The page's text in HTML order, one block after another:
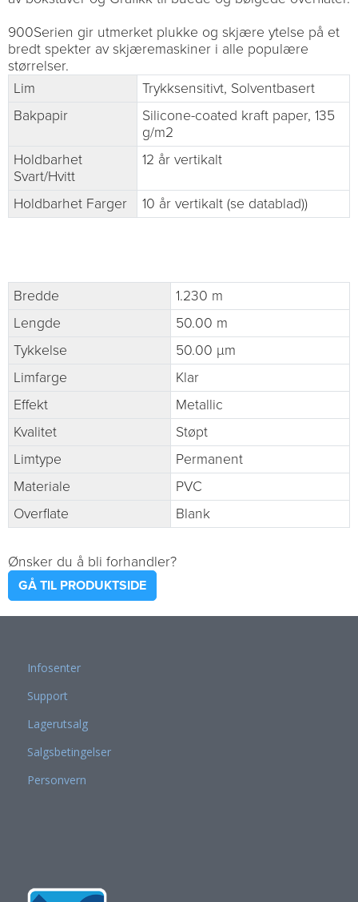
900Serien gir utmerket plukke og skjære ytelse på et
bredt spekter av skjæremaskiner i alle populære
størrelser.
Lim
Trykksensitivt, Solventbasert
Bakpapir
Silicone-coated kraft paper, 135
g/m2
Holdbarhet
Svart/Hvitt
12 år vertikalt
Holdbarhet Farger 10 år vertikalt (se datablad))
Bredde
1.230 m
Lengde
50.00 m
Tykkelse
50.00 µm
Limfarge
Klar
Effekt
Metallic
Kvalitet
Støpt
Limtype
Permanent
Materiale
PVC
Overflate
Blank
Ønsker du å bli forhandler?
GÅ TIL PRODUKTSIDE
Infosenter
Support
Lagerutsalg
Salgsbetingelser
Personvern